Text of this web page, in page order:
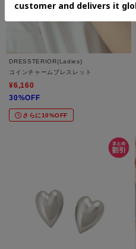
DRESSTERIOR(Ladies)
コインチャームブレスレット
¥6,160
30%OFF
さらに10%OFF